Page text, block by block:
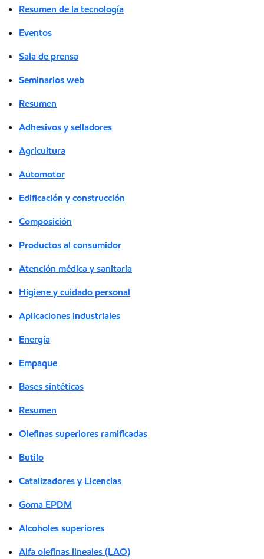
Resumen de la tecnología
Eventos
Sala de prensa
Seminarios web
Resumen
Adhesivos y selladores
Agricultura
Automotor
Edificación y construcción
Composición
Productos al consumidor
Atención médica y sanitaria
Higiene y cuidado personal
Aplicaciones industriales
Energía
Empaque
Bases sintéticas
Resumen
Olefinas superiores ramificadas
Butilo
Catalizadores y Licencias
Goma EPDM
Alcoholes superiores
Alfa olefinas lineales (LAO)